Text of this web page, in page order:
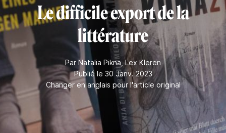
Le difficile export de la
littérature
Par Natalia Pikna Lex Kleren
Publié le 30 Janv. 2023
Changer en anglais pour l'article original